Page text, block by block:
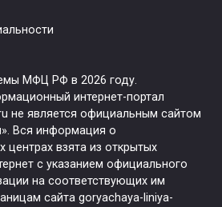
МФЦ РФ в 2026 году.
интернет-портал
не является официальным сайтом
Вся информация о
центрах взята из открытых
с указанием официального
на соответствующих им
сайта goryachaya-liniya-